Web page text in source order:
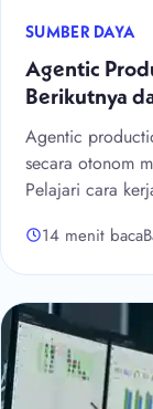
SUMBER DAYA
Agentic
Berikutnya
Agentic
secara otonom
Pelajari cara
14 menit baca